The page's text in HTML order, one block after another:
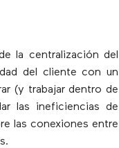
la centralización del
del cliente con un
(y trabajar dentro de
las ineficiencias de
las conexiones entre